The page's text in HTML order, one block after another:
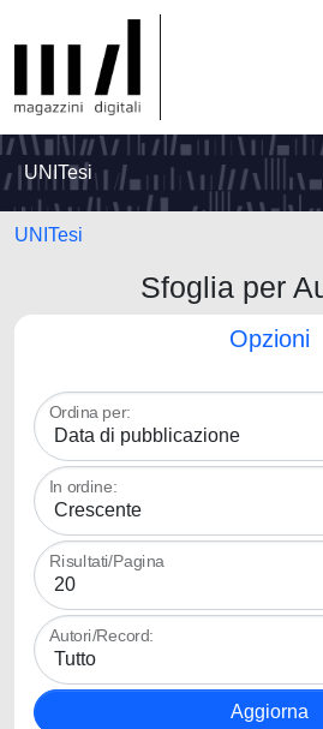
UNITesi
UNITesi
Sfoglia per
Opzioni
Ordina per:
In ordine:
Risultati/Pagina
Autori/Record: